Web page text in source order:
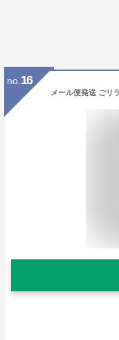
no. 16